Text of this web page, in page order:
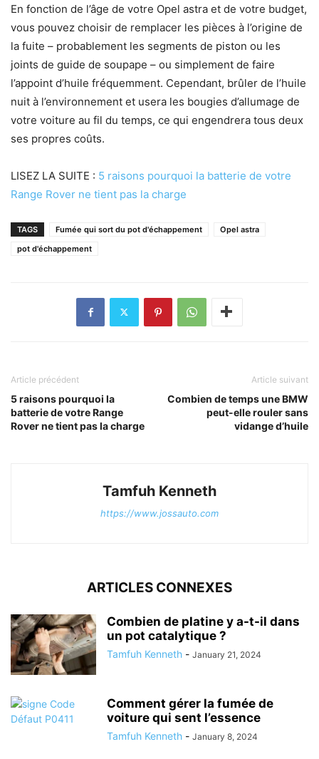
En fonction de l’âge de votre Opel astra et de votre budget,
vous pouvez choisir de remplacer les pièces à l’origine de
la fuite – probablement les segments de piston ou les
joints de guide de soupape – ou simplement de faire
l’appoint d’huile fréquemment. Cependant, brûler de l’huile
nuit à l’environnement et usera les bougies d’allumage de
votre voiture au fil du temps, ce qui engendrera tous deux
ses propres coûts.
LISEZ LA SUITE : 5 raisons pourquoi la batterie de votre
Range Rover ne tient pas la charge
TAGS Fumée qui sort du pot d'échappement
Opel astra
pot d'échappement
Article précédent
5 raisons pourquoi la
batterie de votre Range
Rover ne tient pas la charge
Article suivant
Combien de temps une BMW
peut-elle rouler sans
vidange d’huile
Tamfuh Kenneth
https://www.jossauto.com
ARTICLES CONNEXES
Combien de platine y a-t-il dans
un pot catalytique ?
Tamfuh Kenneth - January 21, 2024
Comment gérer la fumée de
voiture qui sent l’essence
Tamfuh Kenneth - January 8, 2024